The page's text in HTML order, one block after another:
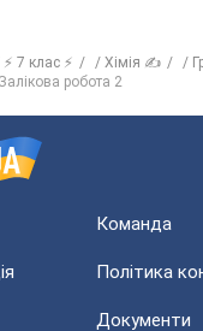
⚡ 7 клас ⚡ Хімія ✍
Залікова робота 2
Команда
Політика
Документи